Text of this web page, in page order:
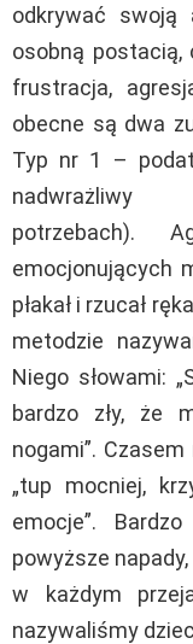
odkrywać swoją
osobną postacią,
frustracja,
obecne są dwa
Typ nr 1 –
potrzebach).
emocjonujących
płakał i rzucał
metodzie
Niego słowami:
bardzo zły, że
nogami”.
„tup mocniej,
emocje”.
powyższe
w każdym
nazywaliśmy